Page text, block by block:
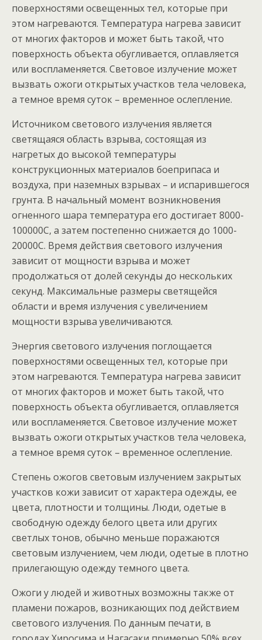
поверхностями освещенных тел, которые при
этом нагреваются. Температура нагрева зависит
от многих факторов и может быть такой, что
поверхность объекта обугливается, оплавляется
или воспламеняется. Световое излучение может
вызвать ожоги открытых участков тела человека,
а темное время суток – временное ослепление.
Источником светового излучения является
светящаяся область взрыва, состоящая из
нагретых до высокой температуры
конструкционных материалов боеприпаса и
воздуха, при наземных взрывах – и испарившегося
грунта. В начальный момент возникновения
огненного шара температура его достигает 8000-
100000С, а затем постепенно снижается до 1000-
20000С. Время действия светового излучения
зависит от мощности взрыва и может
продолжаться от долей секунды до нескольких
секунд. Максимальные размеры светящейся
области и время излучения с увеличением
мощности взрыва увеличиваются.
Энергия светового излучения поглощается
поверхностями освещенных тел, которые при
этом нагреваются. Температура нагрева зависит
от многих факторов и может быть такой, что
поверхность объекта обугливается, оплавляется
или воспламеняется. Световое излучение может
вызвать ожоги открытых участков тела человека,
а темное время суток – временное ослепление.
Степень ожогов световым излучением закрытых
участков кожи зависит от характера одежды, ее
цвета, плотности и толщины. Люди, одетые в
свободную одежду белого цвета или других
светлых тонов, обычно меньше поражаются
световым излучением, чем люди, одетые в плотно
прилегающую одежду темного цвета.
Ожоги у людей и животных возможны также от
пламени пожаров, возникающих под действием
светового излучения. По данным печати, в